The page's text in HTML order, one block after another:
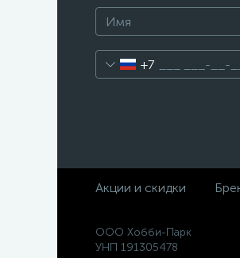
+7
Акции и скидки
ООО Хобби-Парк
УНП 191305478